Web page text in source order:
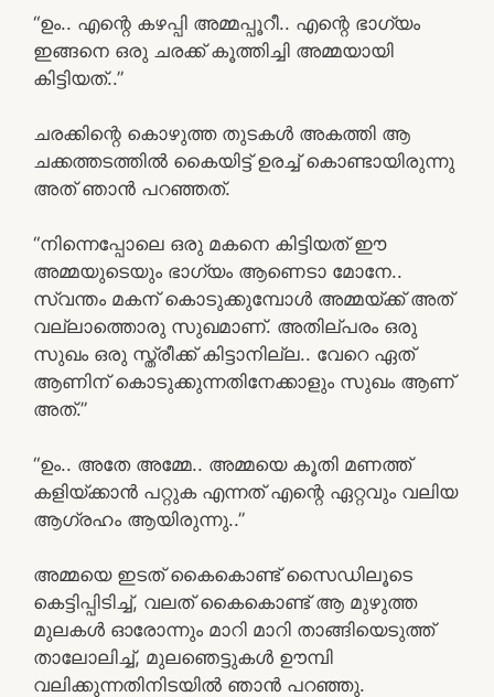
“ഉം.. എന്റെ കഴപ്പി അമ്മപ്പൂറീ.. എന്റെ ഭാഗ്യം
ഇങ്ങനെ ഒരു ചരക്ക് കൂത്തിച്ചി അമ്മയായി
കിട്ടിയത്..”
ചരക്കിന്റെ കൊഴുത്ത തുടകൾ അകത്തി ആ
ചക്കത്തടത്തിൽ കൈയിട്ട് ഉരച്ച് കൊണ്ടായിരുന്നു
അത് ഞാൻ പറഞ്ഞത്.
“നിന്നെപ്പോലെ ഒരു മകനെ കിട്ടിയത് ഈ
അമ്മയുടെയും ഭാഗ്യം ആണെടാ മോനേ..
സ്വന്തം മകന് കൊടുക്കുമ്പോൾ അമ്മയ്ക്ക് അത്
വല്ലാത്തൊരു സുഖമാണ്. അതില്പരം ഒരു
സുഖം ഒരു സ്ത്രീക്ക് കിട്ടാനില്ല.. വേറെ ഏത്
ആണിന് കൊടുക്കുന്നതിനേക്കാളും സുഖം ആണ്
അത്.”
“ഉം.. അതേ അമ്മേ.. അമ്മയെ കൂതി മണത്ത്
കളിയ്ക്കാൻ പറ്റുക എന്നത് എന്റെ ഏറ്റവും വലിയ
ആഗ്രഹം ആയിരുന്നു..”
അമ്മയെ ഇടത് കൈകൊണ്ട് സൈഡിലൂടെ
കെട്ടിപ്പിടിച്ച്, വലത് കൈകൊണ്ട് ആ മുഴുത്ത
മുലകൾ ഓരോന്നും മാറി മാറി താങ്ങിയെടുത്ത്
താലോലിച്ച്, മുലഞെട്ടുകൾ ഊമ്പി
വലിക്കുന്നതിനിടയിൽ ഞാൻ പറഞ്ഞു.